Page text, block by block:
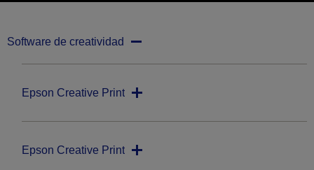
Software de creatividad
Epson Creative Print
Epson Creative Print